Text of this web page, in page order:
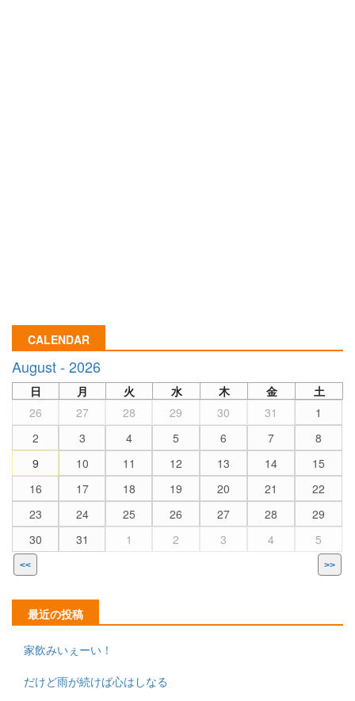
CALENDAR
August - 2026
日 月 火 水 木 金
土
26
27 28 29 30 31
1
2
3 4 5 6 7
8
9
10 11 12 13 14
15
16
17 18 19 20 21
22
23
24 25 26 27 28
29
30
31 1 2 3 4 5
<< >>
最近の投稿
家飲みいぇーい！
だけど雨が続けば心はしなる